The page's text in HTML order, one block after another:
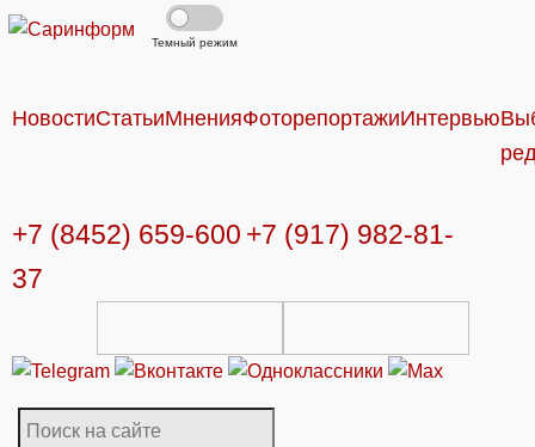
Темный режим
НовостиСтатьиМненияФоторепортажиИнтервью
+7 (8452) 659-600 +7 (917) 982-81-
37